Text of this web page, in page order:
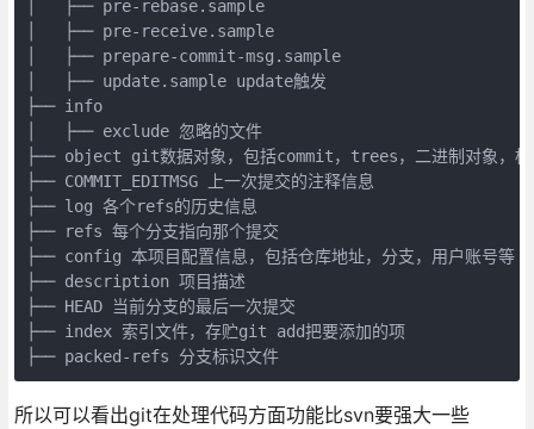
│   ├── pre-rebase.sample
│   ├── pre-receive.sample
│   ├── prepare-commit-msg.sample
│   ├── update.sample update触发
├── info
│   ├── exclude 忽略的文件
├── object git数据对象，包括commit，trees，二进制对象，标
├── COMMIT_EDITMSG 上一次提交的注释信息
├── log 各个refs的历史信息
├── refs 每个分支指向那个提交
├── config 本项目配置信息，包括仓库地址，分支，用户账号等
├── description 项目描述
├── HEAD 当前分支的最后一次提交
├── index 索引文件，存贮git add把要添加的项
├── packed-refs 分支标识文件
所以可以看出git在处理代码方面功能比svn要强大一些